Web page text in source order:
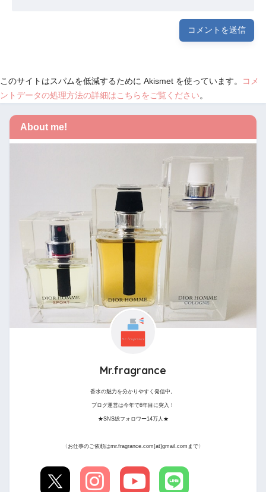
このサイトはスパムを低減するために Akismet を使っています。
コメ
ントデータの処理方法の詳細はこちらをご覧ください 。
About me!
Mr.fragrance
香水の魅力を分かりやすく発信中。
ブログ運営は今年で8年目に突入！
★SNS総フォロワー14万人★
〈お仕事のご依頼はmr.fragrance.com[at]gmail.comまで〉